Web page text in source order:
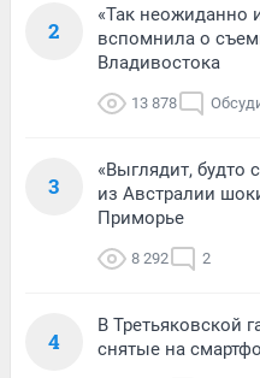
2
«Так неожиданно
вспомнила о
Владивостока
13 878
3
«Выглядит, будто
из Австралии
Приморье
8 292 2
4
В Третьяковской
снятые на